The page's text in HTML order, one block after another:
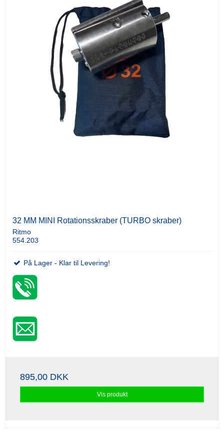
32 MM MINI Rotationsskraber (TURBO skraber)
Ritmo
554.203
På Lager - Klar til Levering!
895,00 DKK
Vis produkt